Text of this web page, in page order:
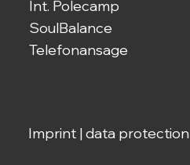
Imprint | data protection
Int. Polecamp
SoulBalance
Telefonansage